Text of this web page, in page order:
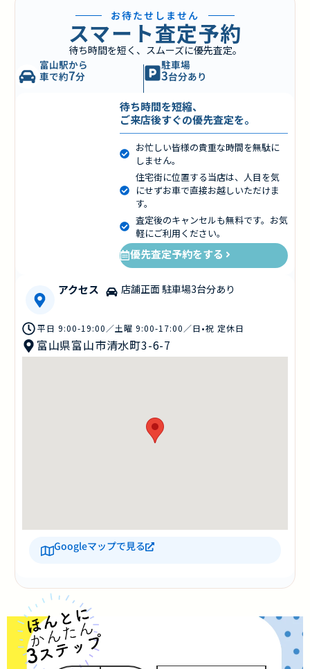
お待たせしません
スマート査定予約
待ち時間を短く、スムーズに優先査定。
富山駅から
車で約7分
駐車場
3台分あり
待ち時間を短縮、
ご来店後すぐの優先査定を。
お忙しい皆様の貴重な時間を無駄に
しません。
住宅街に位置する当店は、人目を気
にせずお車で直接お越しいただけま
す。
査定後のキャンセルも無料です。お気
軽にご利用ください。
優先査定予約をする
アクセス 店舗正面 駐車場3台分あり
平日 9:00-19:00／土曜 9:00-17:00／日•祝 定休日
富山県富山市清水町3-6-7
Googleマップで見る